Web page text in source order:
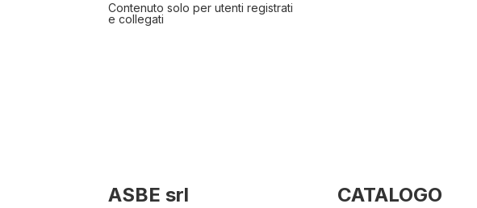
Contenuto solo per utenti registrati
e collegati
ASBE srl
CATALOGO